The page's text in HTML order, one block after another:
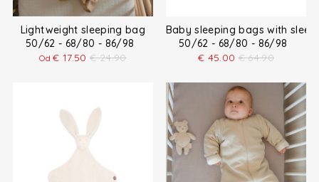
Lightweight sleeping bag
50/62 - 68/80 - 86/98
Od€ 17.50 € 24.90
Baby sleeping bags with
50/62 - 68/80 - 86/98
€ 45.00 € 64.90